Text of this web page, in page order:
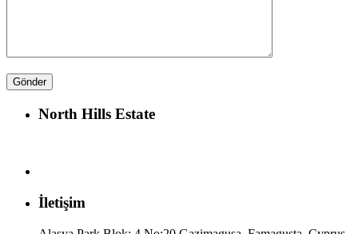
North Hills Estate
İletişim